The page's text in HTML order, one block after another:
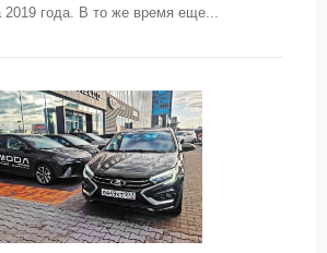
2019 года. В то же время еще...